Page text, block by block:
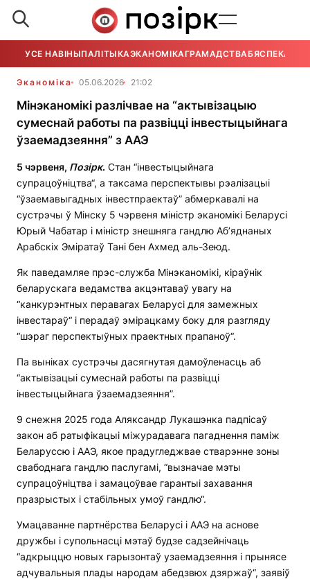
УСЕ НАВІНЫПАЛІТЫКАЭКАНОМІКАГРАМАДСТВАБЯСПЕКА
Эканоміка 05.06.2026 21:02
Мінэканомікі разлічвае на “актывізацыю
сумеснай работы па развіцці інвестыцыйнага
ўзаемадзеяння” з ААЭ
5 чэрвеня, Позірк. Стан “інвестыцыйнага
супрацоўніцтва“, а таксама перспектывы рэалізацыі
“ўзаемавыгадных інвестпраектаў” абмеркавалі на
сустрэчы ў Мінску 5 чэрвеня міністр эканомікі Беларусі
Юрый Чабатар і міністр знешняга гандлю Аб’яднаных
Арабскіх Эміратаў Тані бен Ахмед аль-Зеюд.
Як паведамляе прэс-служба Мінэканомікі, кіраўнік
беларускага ведамства акцэнтаваў увагу на
“канкурэнтных перавагах Беларусі для замежных
інвестараў“ і перадаў эмірацкаму боку для разгляду
“шэраг перспектыўных праектных прапаноў“.
Па выніках сустрэчы дасягнутая дамоўленасць аб
“актывізацыі сумеснай работы па развіцці
інвестыцыйнага ўзаемадзеяння”.
9 снежня 2025 года Аляксандр Лукашэнка падпісаў
закон аб ратыфікацыі міжурадавага пагаднення паміж
Беларуссю і ААЭ, якое прадугледжвае стварэнне зоны
свабоднага гандлю паслугамі, “вызначае мэты
супрацоўніцтва і замацоўвае гарантыі захавання
празрыстых і стабільных умоў гандлю“.
Умацаванне партнёрства Беларусі і ААЭ на аснове
дружбы і супольнасці мэтаў будзе садзейнічаць
“адкрыццю новых гарызонтаў узаемадзеяння і прынясе
адчувальныя плады народам абедзвюх дзяржаў“, заявіў